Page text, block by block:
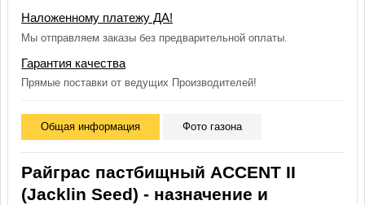
Наложенному платежу ДА!
Мы отправляем заказы без предварительной оплаты.
Гарантия качества
Прямые поставки от ведущих Производителей!
Общая информация Фото газона
Райграс пастбищный ACCENT II
(Jacklin Seed) - назначение и